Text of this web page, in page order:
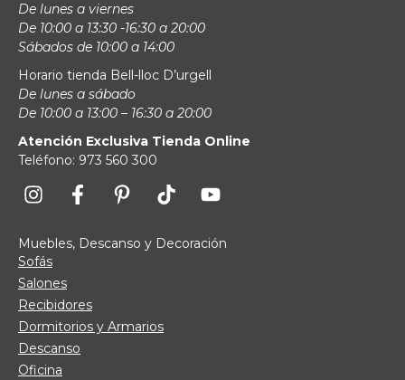
De lunes a viernes
De 10:00 a 13:30 -16:30 a 20:00
Sábados de 10:00 a 14:00
Horario tienda Bell-lloc D’urgell
De lunes a sábado
De 10:00 a 13:00 – 16:30 a 20:00
Atención Exclusiva Tienda Online
Teléfono: 973 560 300
Muebles, Descanso y Decoración
Sofás
Salones
Recibidores
Dormitorios y Armarios
Descanso
Oficina